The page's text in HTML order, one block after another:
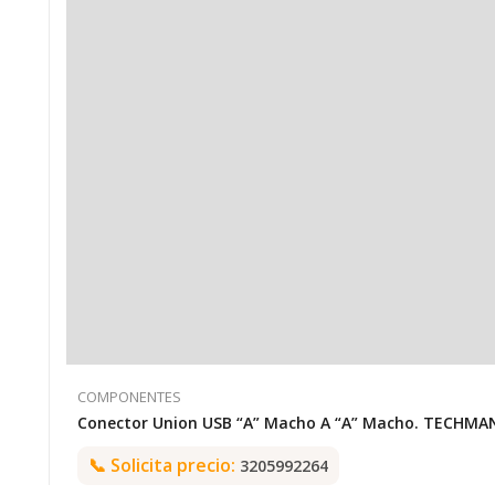
COMPONENTES
Conector Union USB “A” Macho
📞 Solicita precio: 3205992264